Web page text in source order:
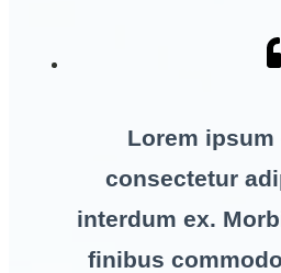
Lorem
consectetur
interdum ex.
finibus